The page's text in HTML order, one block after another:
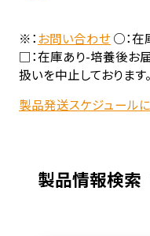
※：お問い合わせ○：在
□：在庫あり-培養後お
扱いを中止しております
製品発送スケジュール
製品情報検索